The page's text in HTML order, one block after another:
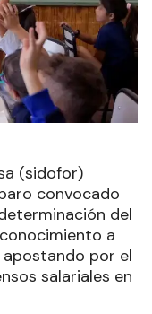
(sidofor)
convocado
del
a
por el
salariales en